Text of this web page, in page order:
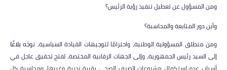
ومن المسؤول عن تعطيل تنفيذ رؤية الرئيس؟
وأين دور المتابعة والمحاسبة؟
ومن منطلق المسؤولية الوطنية، واحترامًا لتوجيهات القيادة السياسية، نوجّه بلاغًا
إلى السيد رئيس الجمهورية، وإلى الجهات الرقابية المختصة، لفتح تحقيق عاجل في